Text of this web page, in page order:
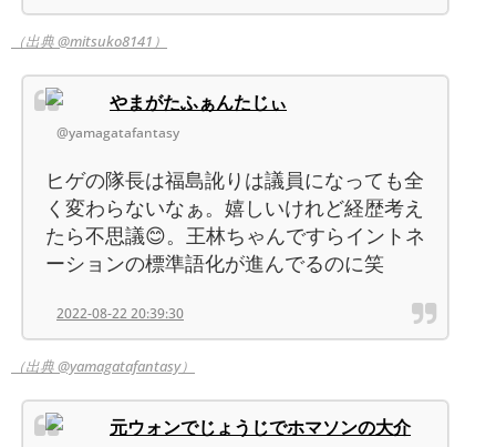
（出典 @mitsuko8141）
やまがたふぁんたじぃ
@yamagatafantasy
ヒゲの隊長は福島訛りは議員になっても全
く変わらないなぁ。嬉しいけれど経歴考え
たら不思議😊。王林ちゃんですらイントネ
ーションの標準語化が進んでるのに笑
2022-08-22 20:39:30
（出典 @yamagatafantasy）
元ウォンでじょうじでホマソンの大介